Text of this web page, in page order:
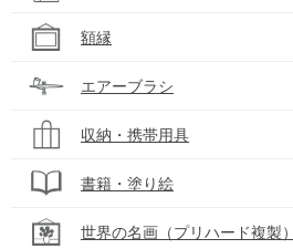
額縁
エアーブラシ
収納・携帯用具
書籍・塗り絵
世界の名画（プリハード複製）